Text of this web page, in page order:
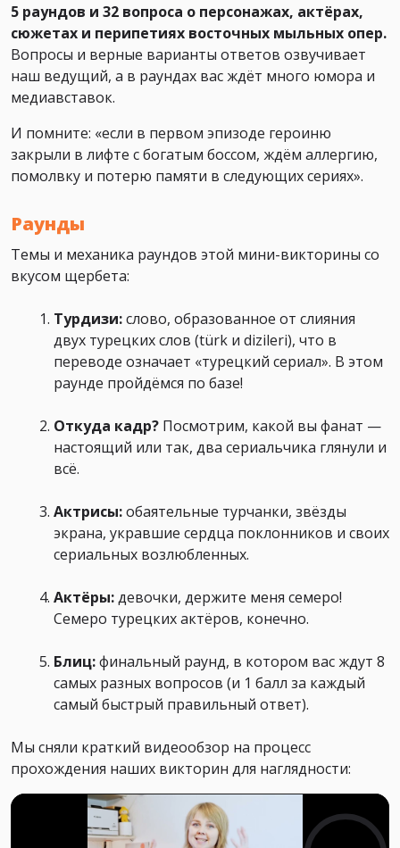
5 раундов и 32 вопроса о персонажах, актёрах,
сюжетах и перипетиях восточных мыльных опер.
Вопросы и верные варианты ответов озвучивает
наш ведущий, а в раундах вас ждёт много юмора и
медиавставок.
И помните: «если в первом эпизоде героиню
закрыли в лифте с богатым боссом, ждём аллергию,
помолвку и потерю памяти в следующих сериях».
Раунды
Темы и механика раундов этой мини-викторины со
вкусом щербета:
Турдизи:слово, образованное от слияния
двух турецких слов (türk и dizileri), что в
переводе означает «турецкий сериал». В этом
раунде пройдёмся по базе!
Откуда кадр? Посмотрим, какой вы фанат —
настоящий или так, два сериальчика глянули и
всё.
Актрисы:обаятельные турчанки, звёзды
экрана, укравшие сердца поклонников и своих
сериальных возлюбленных.
Актёры:девочки, держите меня семеро!
Семеро турецких актёров, конечно.
Блиц:финальный раунд, в котором вас ждут 8
самых разных вопросов (и 1 балл за каждый
самый быстрый правильный ответ).
Мы сняли краткий видеообзор на процесс
прохождения наших викторин для наглядности: